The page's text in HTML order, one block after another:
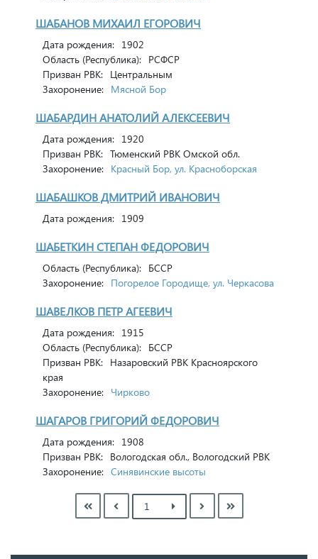
ШАБАНОВ МИХАИЛ ЕГОРОВИЧ
Дата рождения: 1902
Область (Республика): РСФСР
Призван РВК: Центральным
Захоронение: Мясной Бор
ШАБАРДИН АНАТОЛИЙ АЛЕКСЕЕВИЧ
Дата рождения: 1920
Призван РВК: Тюменский РВК Омской обл.
Захоронение: Красный Бор, ул. Красноборская
ШАБАШКОВ ДМИТРИЙ ИВАНОВИЧ
Дата рождения: 1909
ШАБЕТКИН СТЕПАН ФЕДОРОВИЧ
Область (Республика): БССР
Захоронение: Погорелое Городище, ул. Черкасова
ШАВЕЛКОВ ПЕТР АГЕЕВИЧ
Дата рождения: 1915
Область (Республика): БССР
Призван РВК: Назаровский РВК Красноярского
края
Захоронение: Чирково
ШАГАРОВ ГРИГОРИЙ ФЕДОРОВИЧ
Дата рождения: 1908
Призван РВК: Вологодская обл., Вологодский РВК
Захоронение: Синявинские высоты